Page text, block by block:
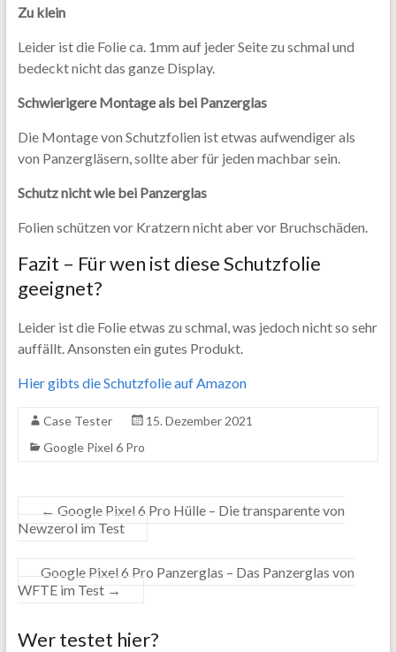
Zu klein
Leider ist die Folie ca. 1mm auf jeder Seite zu schmal und
bedeckt nicht das ganze Display.
Schwierigere Montage als bei Panzerglas
Die Montage von Schutzfolien ist etwas aufwendiger als
von Panzergläsern, sollte aber für jeden machbar sein.
Schutz nicht wie bei Panzerglas
Folien schützen vor Kratzern nicht aber vor Bruchschäden.
Fazit – Für wen ist diese Schutzfolie
geeignet?
Leider ist die Folie etwas zu schmal, was jedoch nicht so sehr
auffällt. Ansonsten ein gutes Produkt.
Hier gibts die Schutzfolie auf Amazon
Case Tester
15. Dezember 2021
Google Pixel 6 Pro
← Google Pixel 6 Pro Hülle – Die transparente von
Newzerol im Test
Google Pixel 6 Pro Panzerglas – Das Panzerglas von
WFTE im Test →
Wer testet hier?